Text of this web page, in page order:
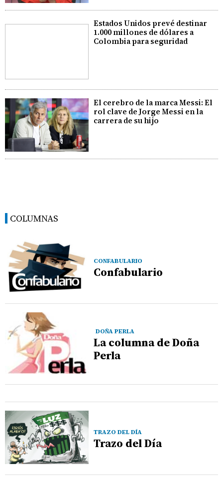
Estados Unidos prevé destinar
1.000 millones de dólares a
Colombia para seguridad
El cerebro de la marca Messi: El
rol clave de Jorge Messi en la
carrera de su hijo
COLUMNAS
CONFABULARIO
Confabulario
DOÑA PERLA
La columna de Doña
Perla
TRAZO DEL DÍA
Trazo del Día